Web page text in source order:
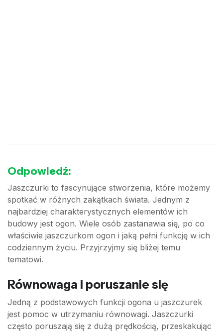
Odpowiedź:
Jaszczurki to fascynujące stworzenia, które możemy
spotkać w różnych zakątkach świata. Jednym z
najbardziej charakterystycznych elementów ich
budowy jest ogon. Wiele osób zastanawia się, po co
właściwie jaszczurkom ogon i jaką pełni funkcję w ich
codziennym życiu. Przyjrzyjmy się bliżej temu
tematowi.
Równowaga i poruszanie się
Jedną z podstawowych funkcji ogona u jaszczurek
jest pomoc w utrzymaniu równowagi. Jaszczurki
często poruszają się z dużą prędkością, przeskakując